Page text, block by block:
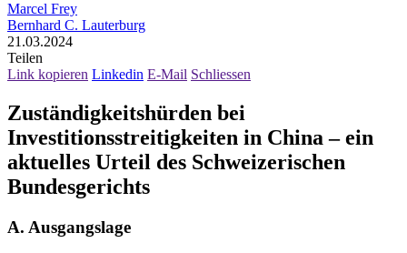
Marcel Frey
Bernhard C. Lauterburg
21.03.2024
Teilen
Link kopieren Linkedin E-Mail Schliessen
Zuständigkeitshürden bei
Investitionsstreitigkeiten in China – ein
aktuelles Urteil des Schweizerischen
Bundesgerichts
A. Ausgangslage